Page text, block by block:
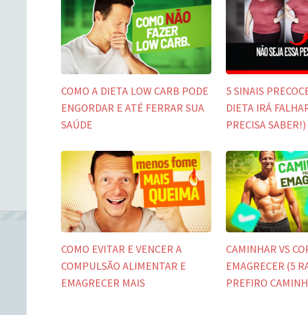
COMO A DIETA LOW CARB PODE
ENGORDAR E ATÉ FERRAR SUA
SAÚDE
5 SINAIS
DIETA IRÁ
PRECISA SABER!)
COMO EVITAR E VENCER A
COMPULSÃO ALIMENTAR E
EMAGRECER MAIS
CAMINHAR VS
EMAGRECER (5
PREFIRO